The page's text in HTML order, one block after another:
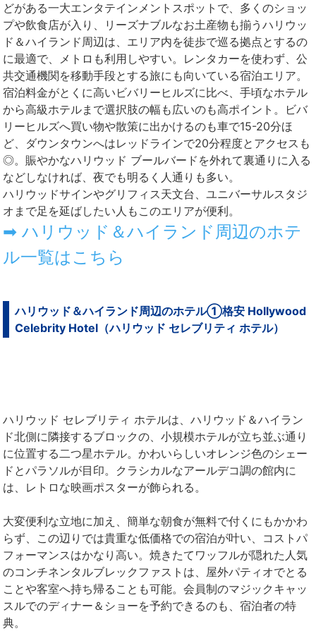
どがある一大エンタテインメントスポットで、多くのショッ
プや飲食店が入り、リーズナブルなお土産物も揃うハリウッ
ド＆ハイランド周辺は、エリア内を徒歩で巡る拠点とするの
に最適で、メトロも利用しやすい。レンタカーを使わず、公
共交通機関を移動手段とする旅にも向いている宿泊エリア。
宿泊料金がとくに高いビバリーヒルズに比べ、手頃なホテル
から高級ホテルまで選択肢の幅も広いのも高ポイント。ビバ
リーヒルズへ買い物や散策に出かけるのも車で15-20分ほ
ど、ダウンタウンへはレッドラインで20分程度とアクセスも
◎。賑やかなハリウッド ブールバードを外れて裏通りに入る
などしなければ、夜でも明るく人通りも多い。
ハリウッドサインやグリフィス天文台、ユニバーサルスタジ
オまで足を延ばしたい人もこのエリアが便利。
➡ ハリウッド＆ハイランド周辺のホテ
ル一覧はこちら
ハリウッド＆ハイランド周辺のホテル①格安 Hollywood
Celebrity Hotel（ハリウッド セレブリティ ホテル）
ハリウッド セレブリティ ホテルは、ハリウッド＆ハイラン
ド北側に隣接するブロックの、小規模ホテルが立ち並ぶ通り
に位置する二つ星ホテル。かわいらしいオレンジ色のシェー
ドとパラソルが目印。クラシカルなアールデコ調の館内に
は、レトロな映画ポスターが飾られる。
大変便利な立地に加え、簡単な朝食が無料で付くにもかかわ
らず、この辺りでは貴重な低価格での宿泊が叶い、コストパ
フォーマンスはかなり高い。焼きたてワッフルが隠れた人気
のコンチネンタルブレックファストは、屋外パティオでとる
ことや客室へ持ち帰ることも可能。会員制のマジックキャッ
スルでのディナー＆ショーを予約できるのも、宿泊者の特
典。